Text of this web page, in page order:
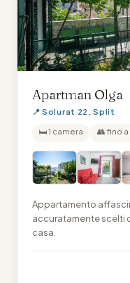
Apartman Olga
📍 Solurat 22, Split
🛏 1 camera 👥 fino
Appartamento
accuratamente scelti
casa.